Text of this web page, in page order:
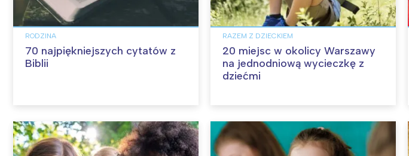
RODZINA
70 najpiękniejszych cytatów z
Biblii
RAZEM Z DZIECKIEM
20 miejsc w okolicy Warszawy
na jednodniową wycieczkę z
dziećmi